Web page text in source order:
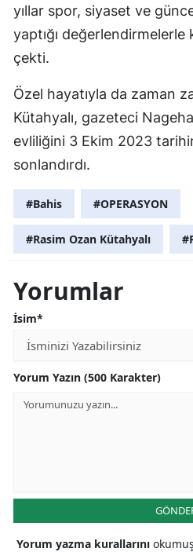
yıllar spor, siyaset ve
yaptığı
çekti.
Özel hayatıyla da zaman
Kütahyalı, gazeteci
evliliğini 3 Ekim 2023
sonlandırdı.
#Bahis #OPERASYON
#Rasim Ozan Kütahyalı
Yorumlar
İsim*
Yorum Yazın (500 Karakter)
Yorum yazma kurallarını